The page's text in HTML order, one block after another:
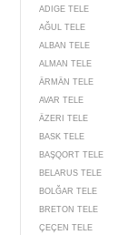
ADIGE TELE
AĞUL TELE
ALBAN TELE
ALMAN TELE
ÄRMÄN TELE
AVAR TELE
ÄZERI TELE
BASK TELE
BAŞQORT TELE
BELARUS TELE
BOLĞAR TELE
BRETON TELE
ÇEÇEN TELE